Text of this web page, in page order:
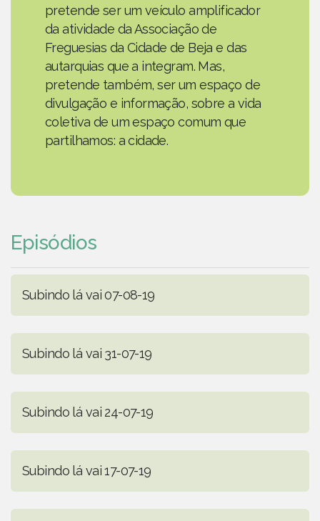
pretende ser um veículo amplificador
da atividade da Associação de
Freguesias da Cidade de Beja e das
autarquias que a integram. Mas,
pretende também, ser um espaço de
divulgação e informação, sobre a vida
coletiva de um espaço comum que
partilhamos: a cidade.
Episódios
Subindo lá vai 07-08-19
Subindo lá vai 31-07-19
Subindo lá vai 24-07-19
Subindo lá vai 17-07-19